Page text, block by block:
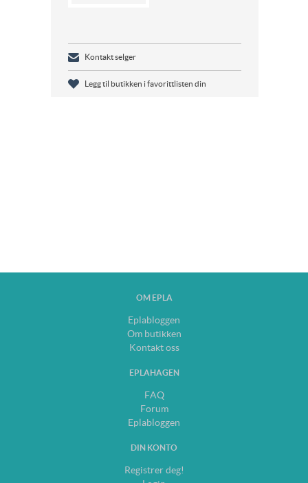
Kontakt selger
Legg til butikken i favorittlisten din
OM EPLA
Eplabloggen
Om butikken
Kontakt oss
EPLAHAGEN
FAQ
Forum
Eplabloggen
DIN KONTO
Registrer deg!